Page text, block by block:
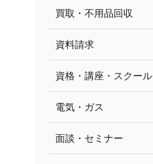
買取・不用品回収
資料請求
資格・講座・スクール
電気・ガス
面談・セミナー